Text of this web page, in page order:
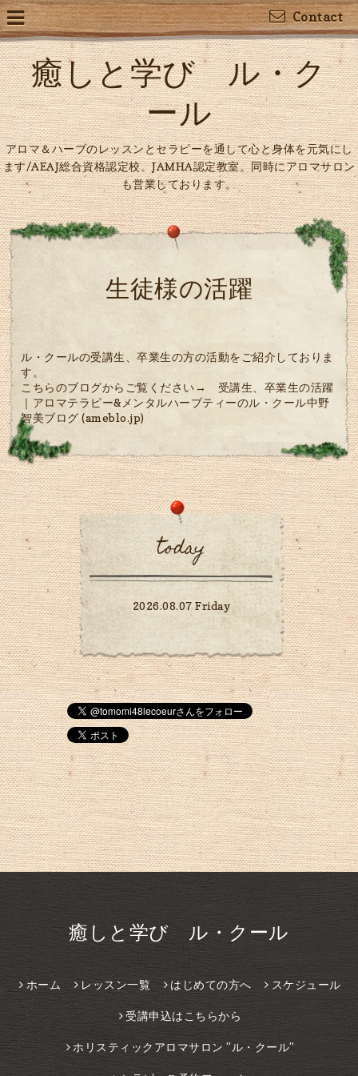
Contact
癒しと学び ル・ク
ール
アロマ＆ハーブのレッスンとセラピーを通して心と身体を元気にし
ます/AEAJ総合資格認定校。JAMHA認定教室。同時にアロマサロン
も営業しております。
生徒様の活躍
ル・クールの受講生、卒業生の方の活動をご紹介しておりま
す。
こちらのブログからご覧ください→ 受講生、卒業生の活躍
｜アロマテラピー&メンタルハーブティーのル・クール中野
智美ブログ (ameblo.jp)
today
2026.08.07 Friday
癒しと学び ル・クール
ホーム レッスン一覧 はじめての方へ スケジュール
受講申込はこちらから
ホリスティックアロマサロン ”ル・クール”